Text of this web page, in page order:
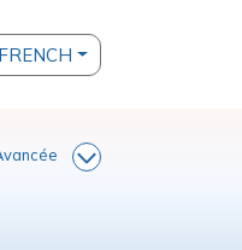
FRENCH